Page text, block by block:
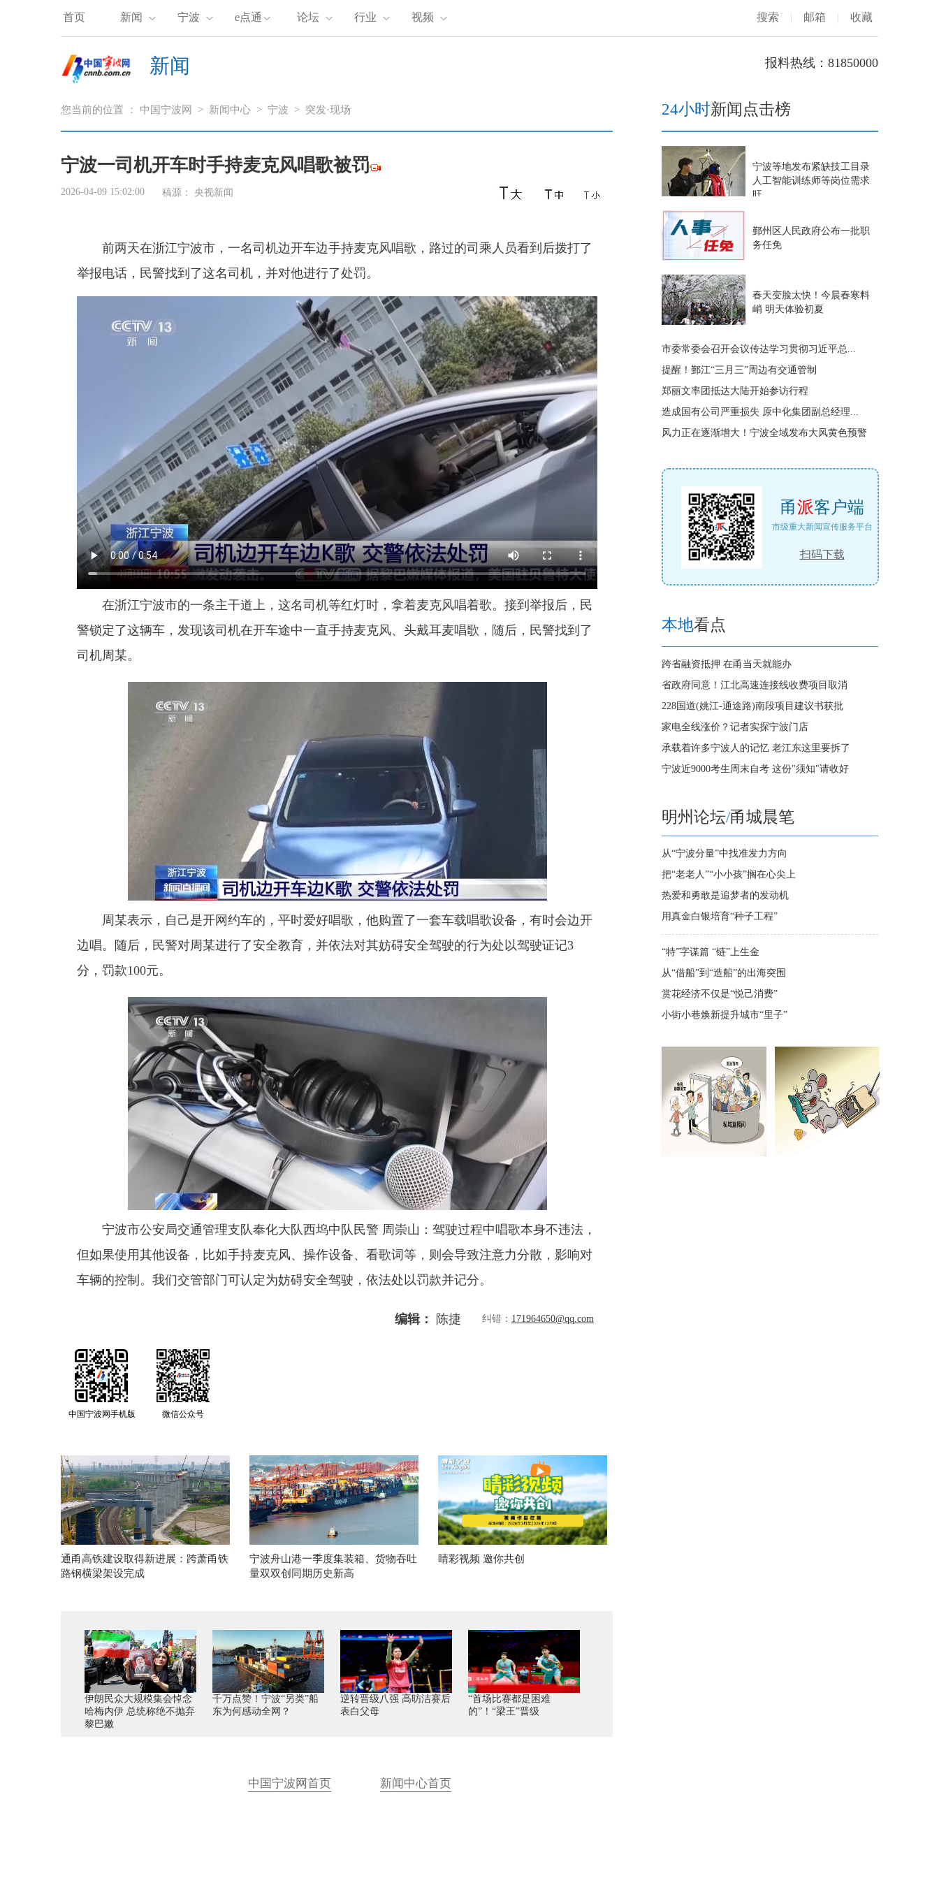
首页 新闻 宁波 e点通 论坛 行业 视频 搜索 | 邮箱 | 收藏
新闻 报料热线：81850000
您当前的位置 ： 中国宁波网 > 新闻中心 > 宁波 > 突发·现场
宁波一司机开车时手持麦克风唱歌被罚
2026-04-09 15:02:00 稿源： 央视新闻
前两天在浙江宁波市，一名司机边开车边手持麦克风唱歌，路过的司乘人员看到后拨打了
举报电话，民警找到了这名司机，并对他进行了处罚。
在浙江宁波市的一条主干道上，这名司机等红灯时，拿着麦克风唱着歌。接到举报后，民
警锁定了这辆车，发现该司机在开车途中一直手持麦克风、头戴耳麦唱歌，随后，民警找到了
司机周某。
周某表示，自己是开网约车的，平时爱好唱歌，他购置了一套车载唱歌设备，有时会边开
边唱。随后，民警对周某进行了安全教育，并依法对其妨碍安全驾驶的行为处以驾驶证记3
分，罚款100元。
宁波市公安局交通管理支队奉化大队西坞中队民警 周崇山：驾驶过程中唱歌本身不违法，
但如果使用其他设备，比如手持麦克风、操作设备、看歌词等，则会导致注意力分散，影响对
车辆的控制。我们交管部门可认定为妨碍安全驾驶，依法处以罚款并记分。
编辑： 陈捷 纠错： 171964650@qq.com
中国宁波网手机版 微信公众号
通甬高铁建设取得新进展：跨萧甬铁
路钢横梁架设完成
宁波舟山港一季度集装箱、货物吞吐
量双双创同期历史新高
睛彩视频 邀你共创
伊朗民众大规模集会悼念
哈梅内伊 总统称绝不抛弃
黎巴嫩
千万点赞！宁波“另类”船
东为何感动全网？
逆转晋级八强 高昉洁赛后
表白父母
“首场比赛都是困难
的”！“梁王”晋级
中国宁波网首页 新闻中心首页
24小时新闻点击榜
宁波等地发布紧缺技工目录
人工智能训练师等岗位需求
旺
鄞州区人民政府公布一批职
务任免
春天变脸太快！今晨春寒料
峭 明天体验初夏
市委常委会召开会议传达学习贯彻习近平总...
提醒！鄞江“三月三”周边有交通管制
郑丽文率团抵达大陆开始参访行程
造成国有公司严重损失 原中化集团副总经理...
风力正在逐渐增大！宁波全域发布大风黄色预警
甬派客户端
市级重大新闻宣传服务平台
扫码下载
本地看点
跨省融资抵押 在甬当天就能办
省政府同意！江北高速连接线收费项目取消
228国道(姚江-通途路)南段项目建议书获批
家电全线涨价？记者实探宁波门店
承载着许多宁波人的记忆 老江东这里要拆了
宁波近9000考生周末自考 这份"须知"请收好
明州论坛/甬城晨笔
从“宁波分量”中找准发力方向
把“老老人”“小小孩”搁在心尖上
热爱和勇敢是追梦者的发动机
用真金白银培育“种子工程”
“特”字谋篇 “链”上生金
从“借船”到“造船”的出海突围
赏花经济不仅是“悦己消费”
小街小巷焕新提升城市“里子”